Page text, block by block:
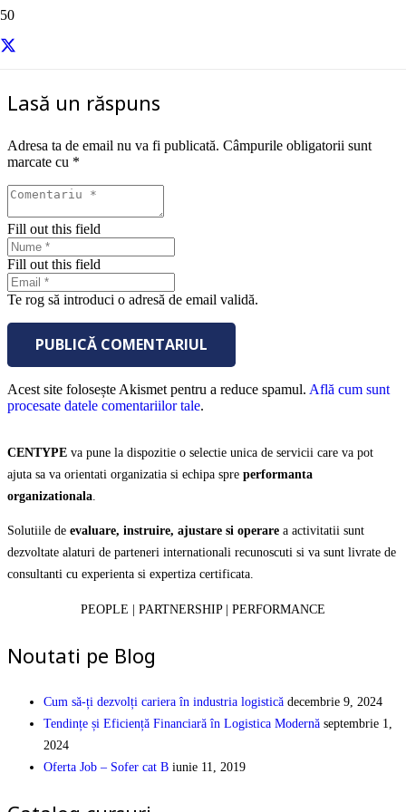
Lasă un răspuns
Adresa ta de email nu va fi publicată. Câmpurile obligatorii sunt
marcate cu *
Fill out this field
Fill out this field
Te rog să introduci o adresă de email validă.
PUBLICĂ COMENTARIUL
Acest site folosește Akismet pentru a reduce spamul. Află cum sunt
procesate datele comentariilor tale.
CENTYPE va pune la dispozitie o selectie unica de servicii care va pot
ajuta sa va orientati organizatia si echipa spre performanta
organizationala
Solutiile de evaluare, instruire, ajustare si operare a activitatii sunt
dezvoltate alaturi de parteneri internationali recunoscuti si va sunt livrate de
consultanti cu experienta si expertiza certificata.
PEOPLE | PARTNERSHIP | PERFORMANCE
Noutati pe Blog
Cum să-ți dezvolți cariera în industria logistică decembrie 9, 2024
Tendințe și Eficiență Financiară în Logistica Modernă septembrie 1,
2024
Oferta Job – Sofer cat B iunie 11, 2019